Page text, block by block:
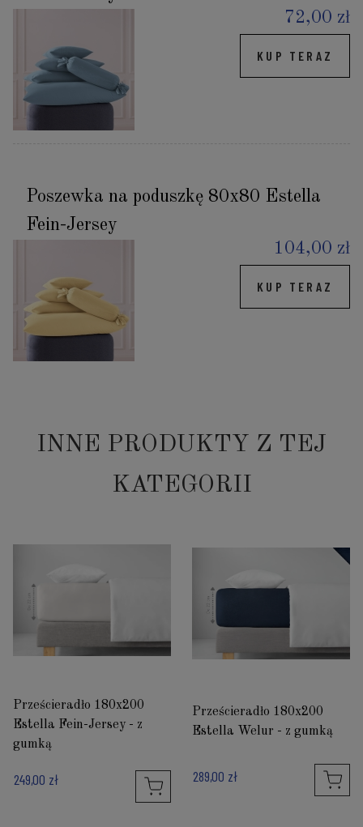
72,00 zł
KUP TERAZ
Poszewka na poduszkę 80x80 Estella
Fein-Jersey
104,00 zł
KUP TERAZ
INNE PRODUKTY Z TEJ
KATEGORII
Prześcieradło 180x200
Estella Fein-Jersey - z
gumką
249,00 zł
Prześcieradło 180x200
Estella Welur - z gumką
289,00 zł